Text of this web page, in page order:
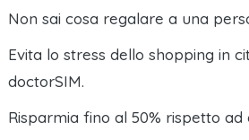
Non sai cosa regalare a una
Evita lo stress dello shopping in
doctorSIM.
Risparmia fino al 50% rispetto ad